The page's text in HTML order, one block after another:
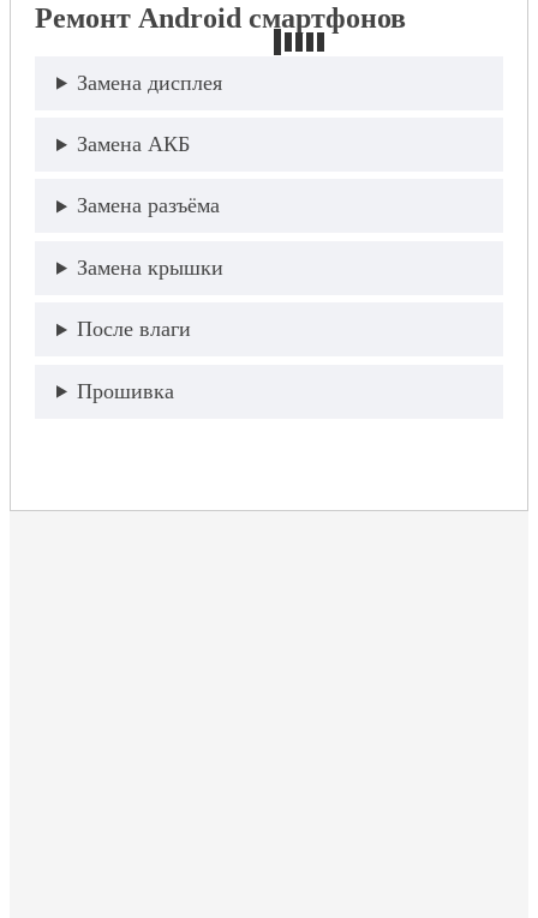
Ремонт Android смартфонов
Замена дисплея
Замена АКБ
Замена разъёма
Замена крышки
После влаги
Прошивка